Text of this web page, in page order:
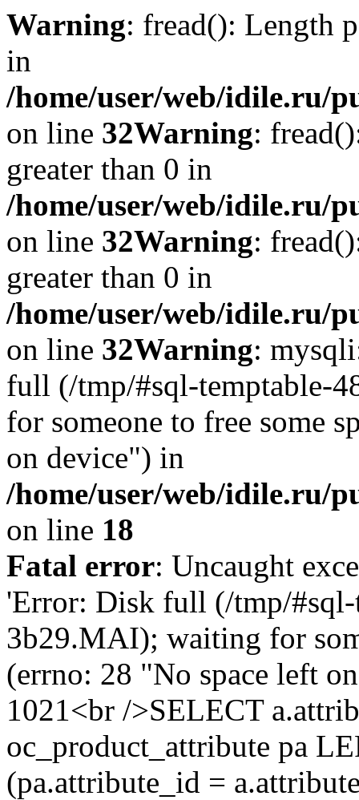
Warning: fread(): Length
in
/home/user/web/idile.ru/
on line 32Warning:
greater than 0 in
/home/user/web/idile.ru/
on line 32Warning:
greater than 0 in
/home/user/web/idile.ru/
on line 32Warning:
full (/tmp/#sql-temptable-
for someone to free some
on device") in
/home/user/web/idile.ru/
on line 18
Fatal error: Uncaught
'Error: Disk full (/tmp/#sql-
3b29.MAI); waiting for
(errno: 28 "No space left
1021<br />SELECT
oc_product_attribute pa
(pa.attribute_id =